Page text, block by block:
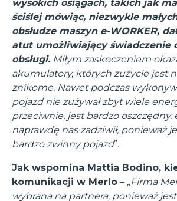
wysokich osiągach, takich jak
ściślej mówiąc, niezwykle
obsłudze maszyn e-WORKER,
atut umożliwiający świadczenie
obsługi. Miłym zaskoczeniem
akumulatory, których zużycie jest
znikome. Nawet podczas
pojazd nie zużywał zbyt wiele
przeciwnie, jest bardzo oszczędny.
naprawdę nas zadziwił, ponieważ
bardzo zwinny pojazd”.
Jak wspomina Mattia Bodino,
komunikacji w Merlo – „Firma
wybrana na partnera, ponieważ